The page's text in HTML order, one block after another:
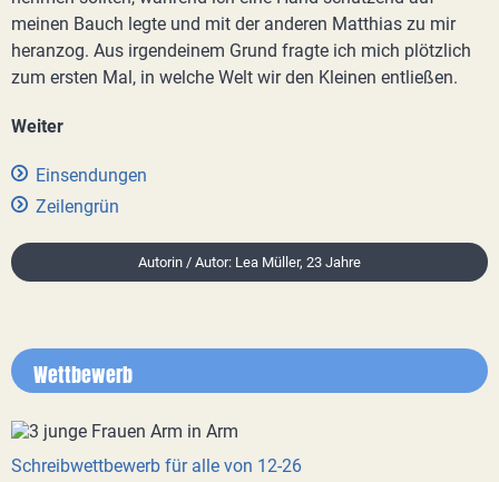
meinen Bauch legte und mit der anderen Matthias zu mir
heranzog. Aus irgendeinem Grund fragte ich mich plötzlich
zum ersten Mal, in welche Welt wir den Kleinen entließen.
Weiter
Einsendungen
Zeilengrün
Autorin / Autor: Lea Müller, 23 Jahre
Wettbewerb
Schreibwettbewerb für alle von 12-26